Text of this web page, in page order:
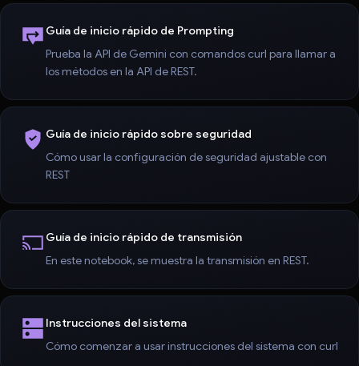
Guía de inicio rápido de Prompting
Prueba la API de Gemini con comandos curl para llamar a
los métodos en la API de REST.
Guía de inicio rápido sobre seguridad
Cómo usar la configuración de seguridad ajustable con
REST
Guía de inicio rápido de transmisión
En este notebook, se muestra la transmisión en REST.
Instrucciones del sistema
Cómo comenzar a usar instrucciones del sistema con curl